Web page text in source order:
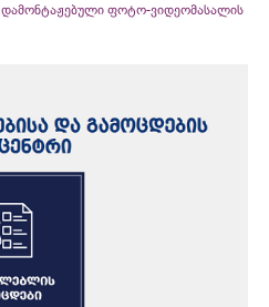
დამონტაჟებული ფოტო-ვიდეომასალის